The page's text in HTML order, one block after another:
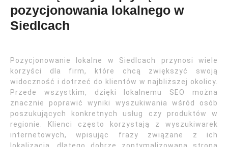
pozycjonowania lokalnego w
Siedlcach
Pozycjonowanie lokalne w Siedlcach przynosi wiele
korzyści dla firm, które chcą zwiększyć swoją
widoczność i dotrzeć do klientów w najbliższej okolicy.
Przede wszystkim, dzięki lokalnemu SEO można
znacznie poprawić wyniki wyszukiwania wśród osób
poszukujących konkretnych usług czy produktów w
regionie. Klienci często korzystają z wyszukiwarek
internetowych, wpisując frazy związane z ich